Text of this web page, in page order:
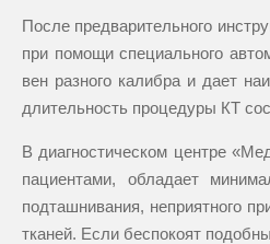
После предварительного
при помощи специального
вен разного калибра и дает
длительность процедуры КТ
В диагностическом центре
пациентами, обладает
подташнивания, неприятного
тканей. Если беспокоят